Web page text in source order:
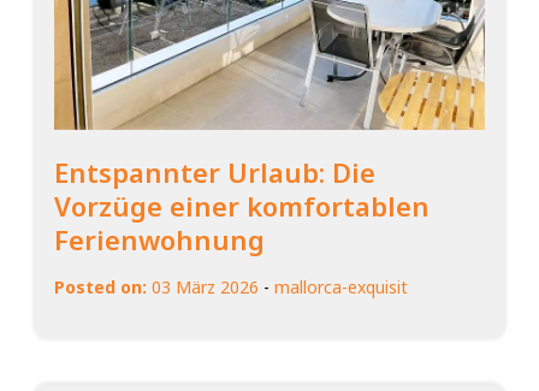
Entspannter Urlaub: Die
Vorzüge einer komfortablen
Ferienwohnung
Posted on: 03 März 2026 - mallorca-exquisit